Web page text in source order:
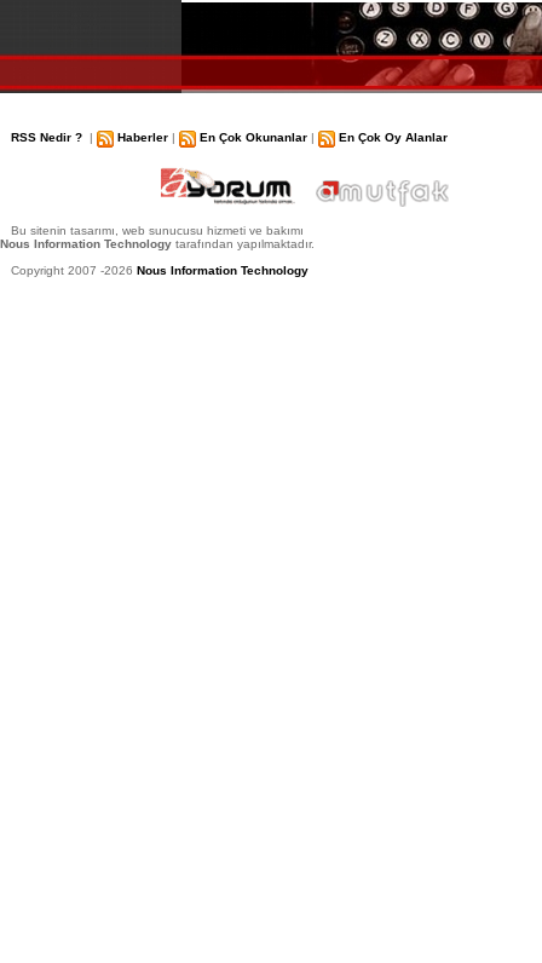
RSS Nedir ? | Haberler | En Çok Okunanlar | En Çok Oy Alanlar
Bu sitenin tasarımı, web sunucusu hizmeti ve bakımı
Nous Information Technology tarafından yapılmaktadır.
Copyright 2007 -2026 Nous Information Technology